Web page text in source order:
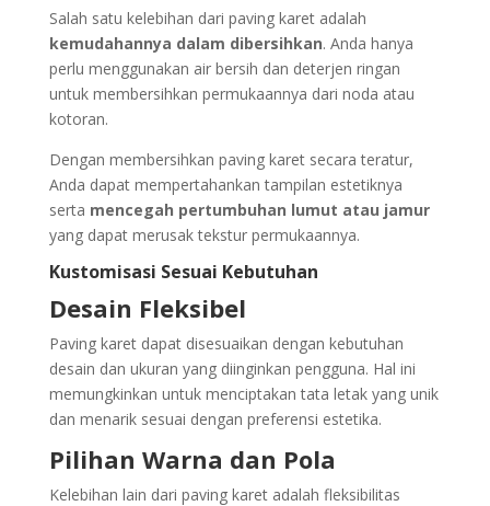
Salah satu kelebihan dari paving karet adalah
kemudahannya dalam dibersihkan. Anda hanya
perlu menggunakan air bersih dan deterjen ringan
untuk membersihkan permukaannya dari noda atau
kotoran.
Dengan membersihkan paving karet secara teratur,
Anda dapat mempertahankan tampilan estetiknya
serta mencegah pertumbuhan lumut atau jamur
yang dapat merusak tekstur permukaannya.
Kustomisasi Sesuai Kebutuhan
Desain Fleksibel
Paving karet dapat disesuaikan dengan kebutuhan
desain dan ukuran yang diinginkan pengguna. Hal ini
memungkinkan untuk menciptakan tata letak yang unik
dan menarik sesuai dengan preferensi estetika.
Pilihan Warna dan Pola
Kelebihan lain dari paving karet adalah fleksibilitas